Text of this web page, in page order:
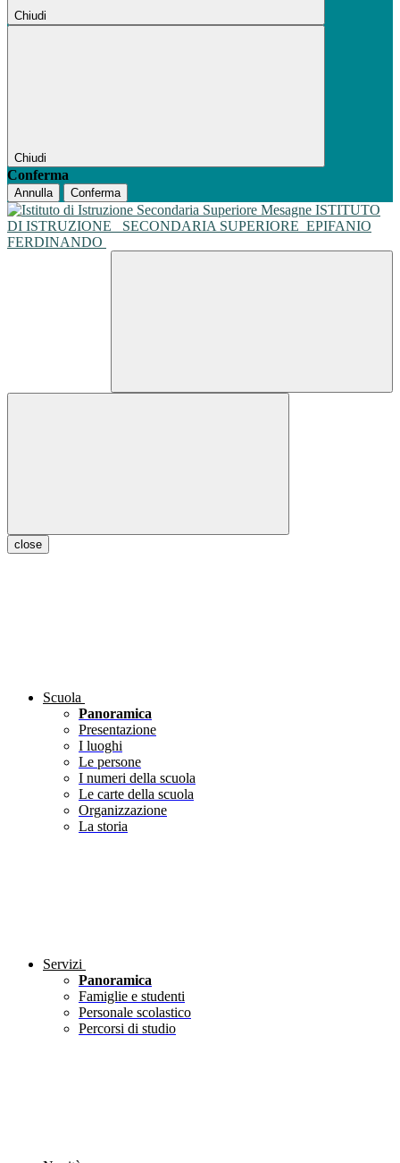
Chiudi
Chiudi
Conferma
Annulla Conferma
ISTITUTO
DI ISTRUZIONE
SECONDARIA SUPERIORE EPIFANIO
FERDINANDO
close
Scuola
Panoramica
Presentazione
I luoghi
Le persone
I numeri della scuola
Le carte della scuola
Organizzazione
La storia
Servizi
Panoramica
Famiglie e studenti
Personale scolastico
Percorsi di studio